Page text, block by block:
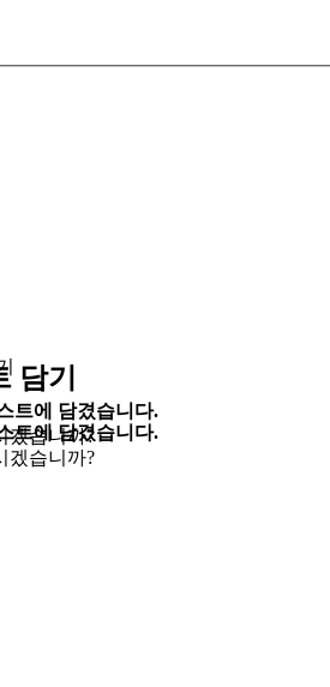
트에 담겼습니다.
겠습니까?
담기
트에 담겼습니다.
겠습니까?